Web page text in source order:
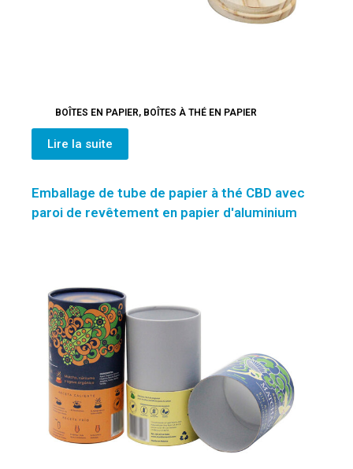
BOÎTES EN PAPIER, BOÎTES À THÉ EN PAPIER
Lire la suite
Emballage de tube de papier à thé CBD avec
paroi de revêtement en papier d'aluminium